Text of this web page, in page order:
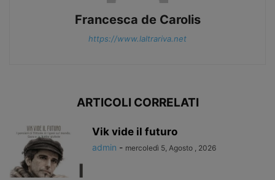
Francesca de Carolis
https://www.laltrariva.net
ARTICOLI CORRELATI
Vik vide il futuro
admin - mercoledì 5, Agosto , 2026